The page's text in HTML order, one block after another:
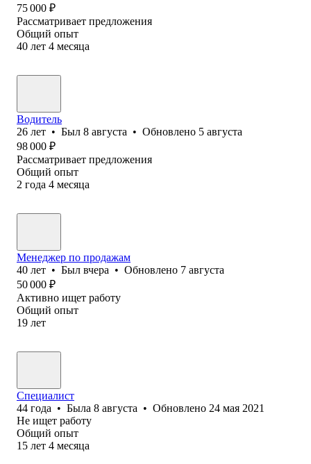
75 000 ₽
Рассматривает предложения
Общий опыт
40 лет 4 месяца
Водитель
26 лет • Был 8 августа • Обновлено 5 августа
98 000 ₽
Рассматривает предложения
Общий опыт
2 года 4 месяца
Менеджер по продажам
40 лет • Был вчера • Обновлено 7 августа
50 000 ₽
Активно ищет работу
Общий опыт
19 лет
Специалист
44 года • Была 8 августа • Обновлено 24 мая 2021
Не ищет работу
Общий опыт
15 лет 4 месяца